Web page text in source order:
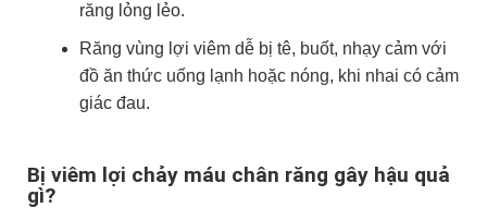
răng lỏng lẻo.
Răng vùng lợi viêm dễ bị tê, buốt, nhạy cảm với
đồ ăn thức uống lạnh hoặc nóng, khi nhai có cảm
giác đau.
Bị viêm lợi chảy máu chân răng gây hậu quả
gì?